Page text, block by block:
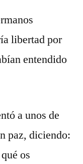
libertad por
entendido
a unos de
paz, diciendo:
os